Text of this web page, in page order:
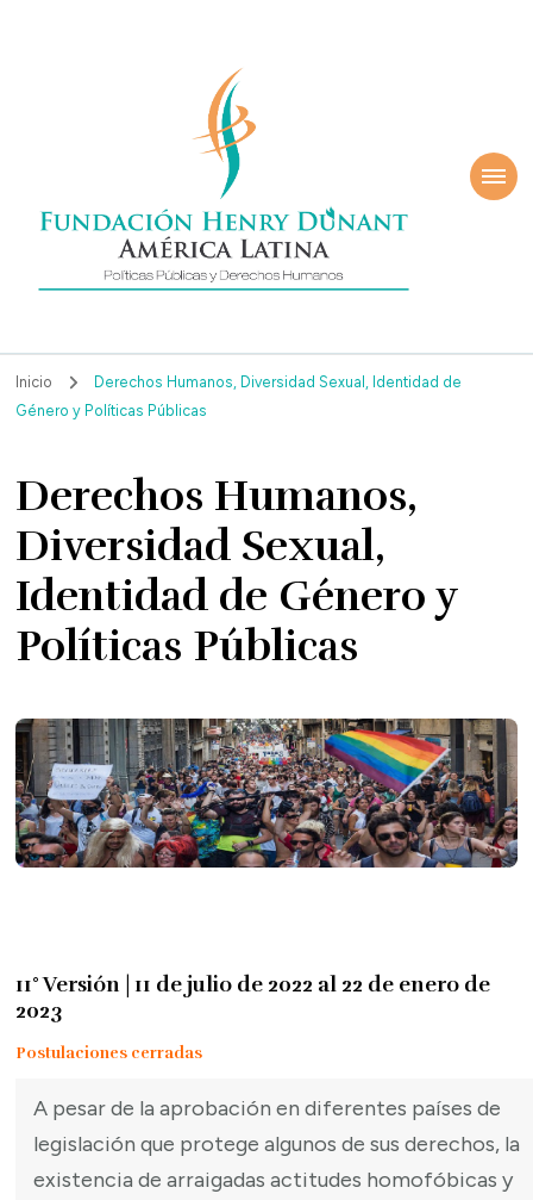
Henry
América Latina
Inicio
Derechos Humanos, Diversidad Sexual, Identidad de
Género y Políticas Públicas
Derechos Humanos,
Diversidad Sexual,
Identidad de Género y
Políticas Públicas
11° Versión | 11 de julio de 2022 al 22 de enero de
2023
Postulaciones cerradas
A pesar de la aprobación en diferentes países de
legislación que protege algunos de sus derechos, la
existencia de arraigadas actitudes homofóbicas y